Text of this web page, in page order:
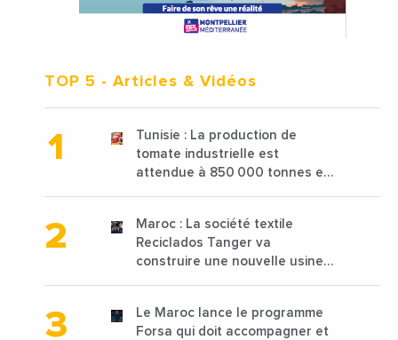
TOP 5 - Articles & Vidéos
Tunisie : La production de
tomate industrielle est
attendue à 850 000 tonnes en
Maroc : La société textile
Reciclados Tanger va
construire une nouvelle usine
Le Maroc lance le programme
Forsa qui doit accompagner et